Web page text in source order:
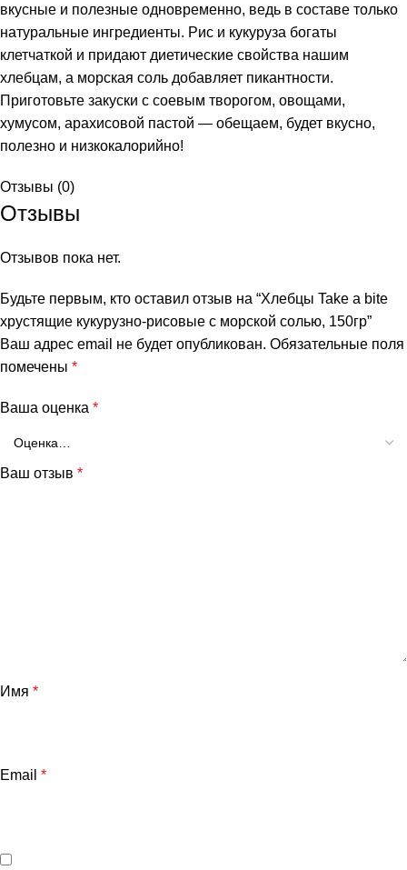
вкусные и полезные одновременно, ведь в составе только
натуральные ингредиенты. Рис и кукуруза богаты
клетчаткой и придают диетические свойства нашим
хлебцам, а морская соль добавляет пикантности.
Приготовьте закуски с соевым творогом, овощами,
хумусом, арахисовой пастой — обещаем, будет вкусно,
полезно и низкокалорийно!
Отзывы (0)
Отзывы
Отзывов пока нет.
Будьте первым, кто оставил отзыв на “Хлебцы Take a bite
хрустящие кукурузно-рисовые с морской солью, 150гр”
Ваш адрес email не будет опубликован. Обязательные поля
помечены *
Ваша оценка *
Ваш отзыв *
Имя *
Email *